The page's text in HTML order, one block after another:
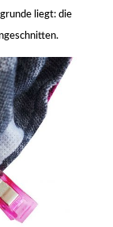
liegt: die